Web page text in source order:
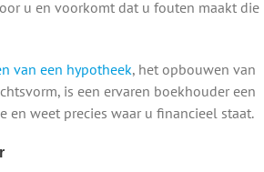
u en voorkomt dat u fouten maakt die
van een hypotheek, het opbouwen van
is een ervaren boekhouder een
weet precies waar u financieel staat.